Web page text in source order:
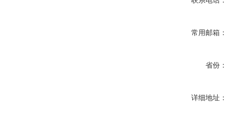
常用邮箱：
省份：
详细地址：